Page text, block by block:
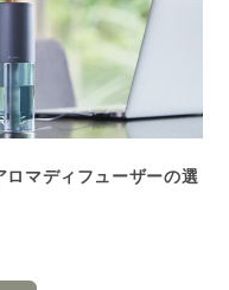
マディフューザーの選